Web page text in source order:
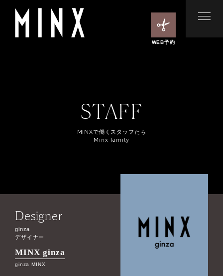
WEB予約
STAFF
MINXで働くスタッフたち
Minx family
Designer
ginza
デザイナー
MINX ginza
ginza MINX